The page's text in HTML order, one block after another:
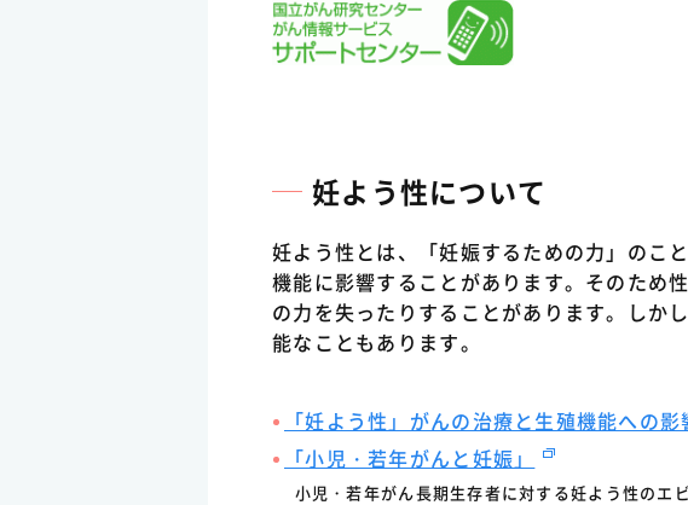
妊よう性について
妊よう性とは、「妊娠するための力」のこ
機能に影響することがあります。そのため
の力を失ったりすることがあります。しか
能なこともあります。
「妊よう性」がんの治療と生殖機能への
「小児・若年がんと妊娠」
小児・若年がん長期生存者に対する妊よう性のエ